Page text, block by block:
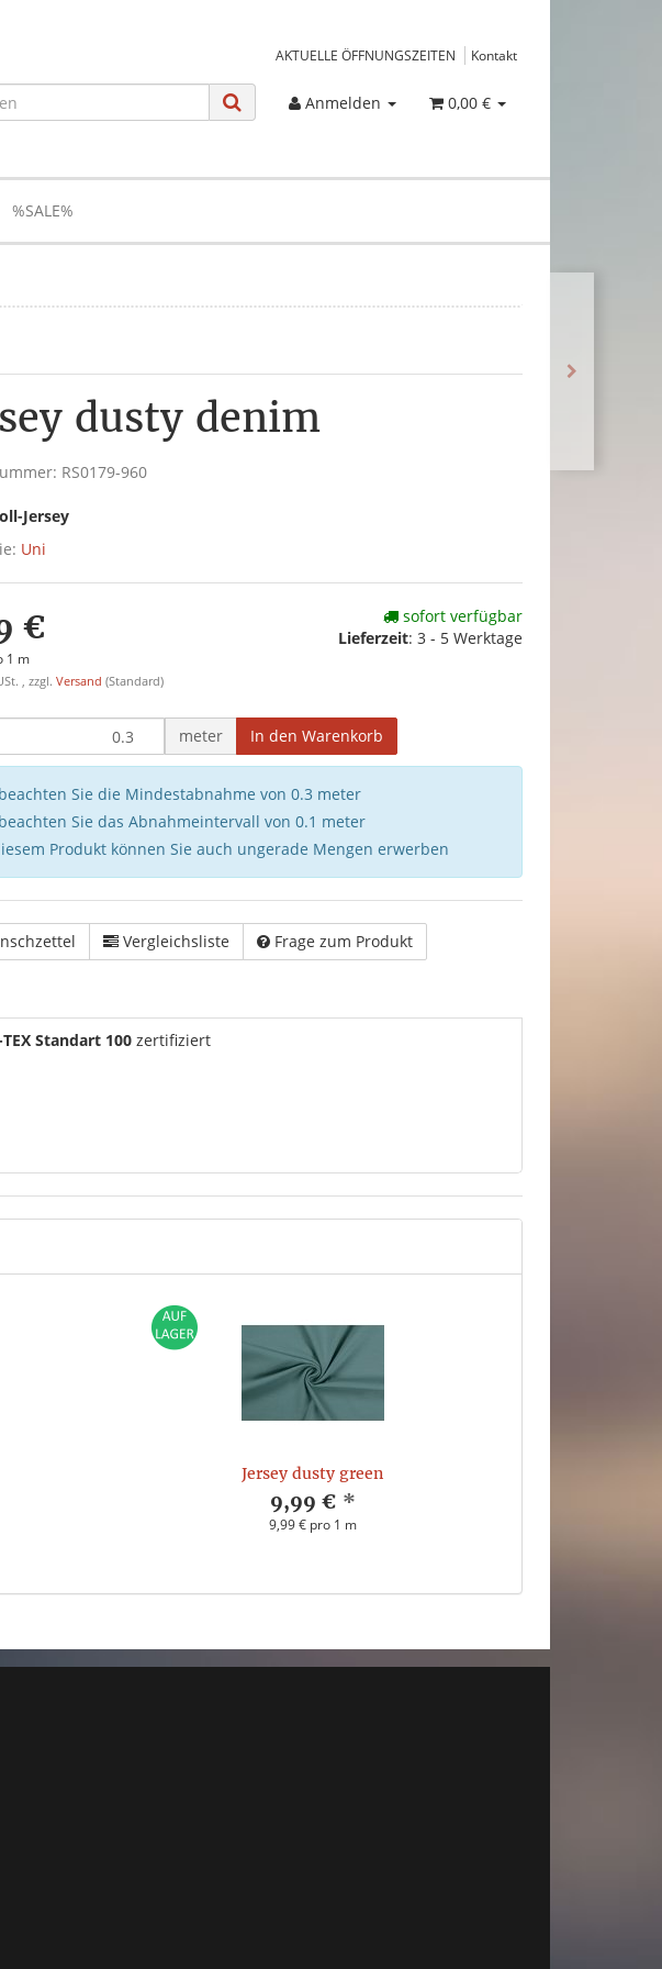
AKTUELLE ÖFFNUNGSZEITEN Kontakt
Anmelden 0,00 €
%SALE%
dusty denim
RS0179-960
Jersey
Uni
€
1 m
, zzgl. Versand (Standard)
sofort verfügbar
Lieferzeit: 3 - 5 Werktage
meter In den Warenkorb
Sie die Mindestabnahme von 0.3 meter
Sie das Abnahmeintervall von 0.1 meter
Produkt können Sie auch ungerade Mengen erwerben
Vergleichsliste Frage zum Produkt
TEX Standart 100 zertifiziert
Jersey dusty green
9,99 € *
9,99 € pro 1 m